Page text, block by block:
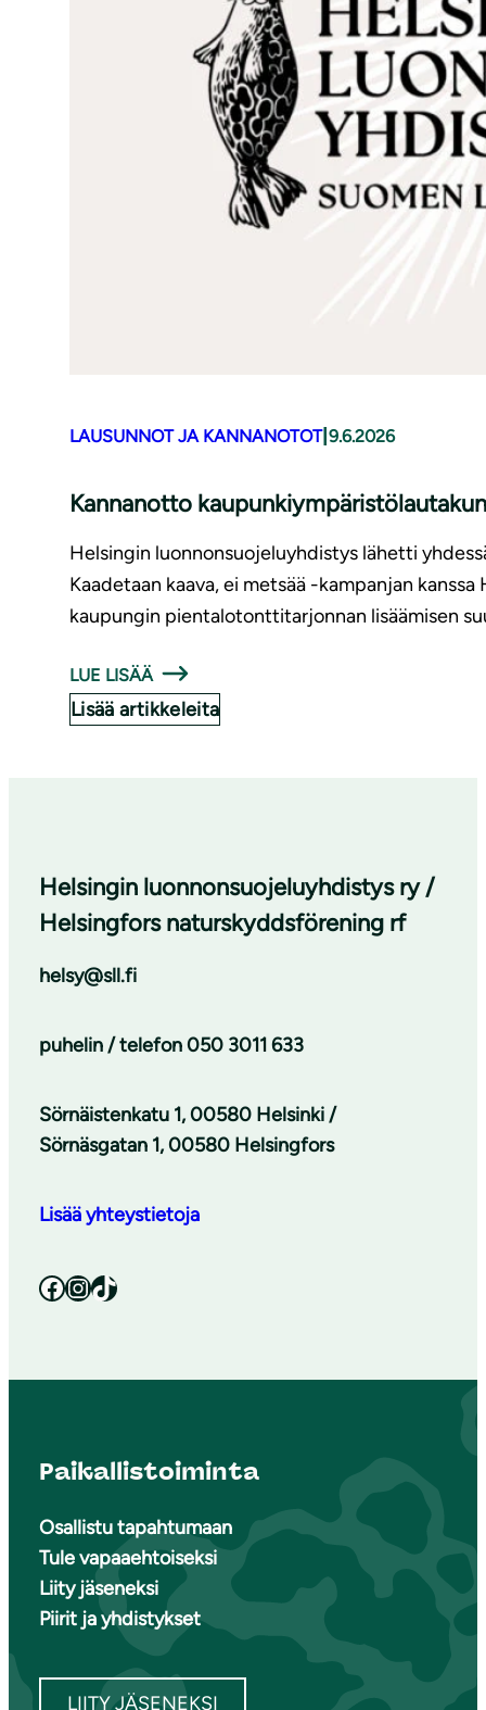
LAUSUNNOT JA KANNANOTOT| 9.6.2026
Kannanotto
Helsingin luonnonsuojeluyhdistys lähetti
Kaadetaan kaava, ei metsää -kampanjan
kaupungin pientalotonttitarjonnan lisäämisen
LUE LISÄÄ
Lisää artikkeleita
Helsingin luonnonsuojeluyhdistys ry /
Helsingfors naturskyddsförening rf
helsy@sll.fi
puhelin / telefon050 3011 633
Sörnäistenkatu 1, 00580 Helsinki /
Sörnäsgatan 1, 00580 Helsingfors
Lisää yhteystietoja
Facebook InstagramTikTok
Paikallistoiminta
Osallistu tapahtumaan
Tule vapaaehtoiseksi
Liity jäseneksi
Piirit ja yhdistykset
LIITY JÄSENEKSI